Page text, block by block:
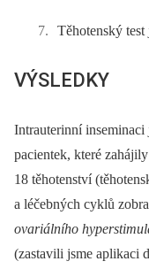
Těhotenský
VÝSLEDKY
Intrauterinní
pacientek, které
18 těhotenství
a léčebných cyklů
ovariálního
(zastavili jsme aplikaci